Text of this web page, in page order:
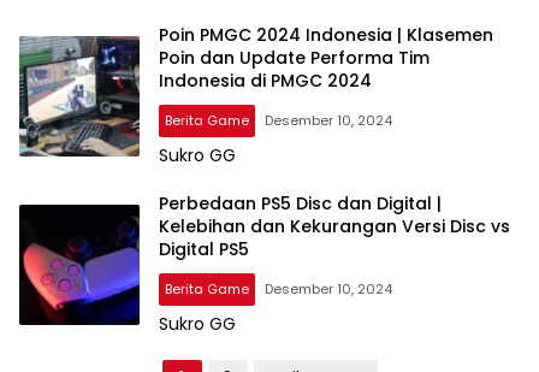
Poin PMGC 2024 Indonesia | Klasemen
Poin dan Update Performa Tim
Indonesia di PMGC 2024
Berita Game Desember 10, 2024
Sukro GG
Perbedaan PS5 Disc dan Digital |
Kelebihan dan Kekurangan Versi Disc vs
Digital PS5
Berita Game Desember 10, 2024
Sukro GG